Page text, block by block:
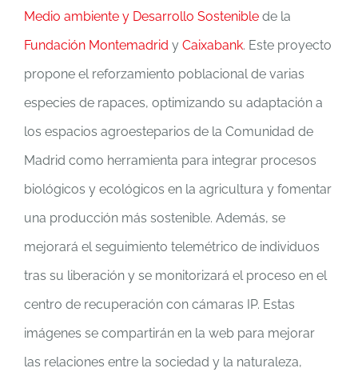
Medio ambiente y Desarrollo Sostenible de la
Fundación Montemadrid y Caixabank. Este proyecto
propone el reforzamiento poblacional de varias
especies de rapaces, optimizando su adaptación a
los espacios agroesteparios de la Comunidad de
Madrid como herramienta para integrar procesos
biológicos y ecológicos en la agricultura y fomentar
una producción más sostenible. Además, se
mejorará el seguimiento telemétrico de individuos
tras su liberación y se monitorizará el proceso en el
centro de recuperación con cámaras IP. Estas
imágenes se compartirán en la web para mejorar
las relaciones entre la sociedad y la naturaleza,